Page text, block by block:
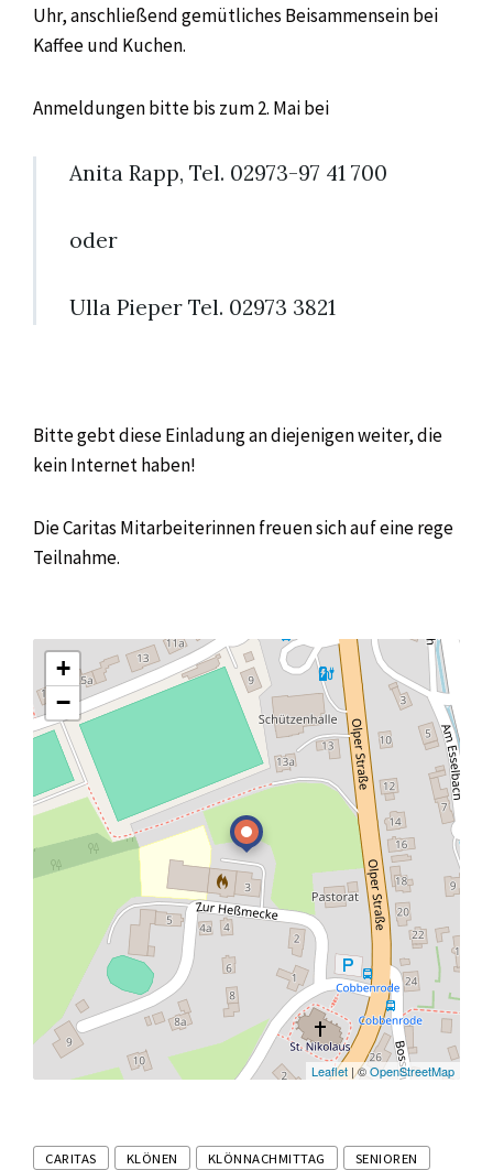
Uhr, anschließend gemütliches Beisammensein bei
Kaffee und Kuchen.
Anmeldungen bitte bis zum 2. Mai bei
Anita Rapp, Tel. 02973-97 41 700
oder
Ulla Pieper Tel. 02973 3821
Bitte gebt diese Einladung an diejenigen weiter, die
kein Internet haben!
Die Caritas Mitarbeiterinnen freuen sich auf eine rege
Teilnahme.
+
−
Leaflet | ©OpenStreetMap
Tags
CARITAS KLÖNEN KLÖNNACHMITTAG SENIOREN